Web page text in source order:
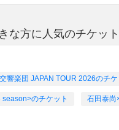
な方に人気のチケット
響楽団 JAPAN TOUR 2026のチケ
のチケット 石田泰尚